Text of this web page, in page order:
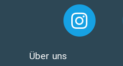
Über uns